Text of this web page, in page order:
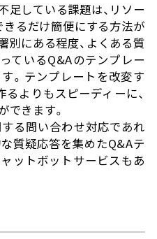
足している課題は、リソー
きるだけ簡便にする方法が
別にある程度、よくある質
ているQ&Aのテンプレー
。テンプレートを改変す
よりもスピーディーに、
できます。
る問い合わせ対応であれ
質疑応答を集めたQ&Aテ
ットボットサービスもあ